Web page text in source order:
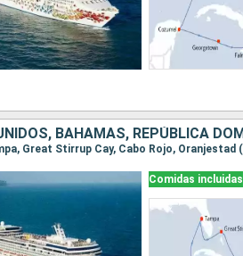
Comidas incluidas